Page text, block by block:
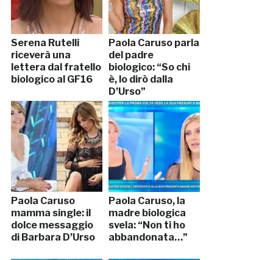
Serena Rutelli
riceverà una
lettera dal fratello
biologico al GF16
Paola Caruso parla
del padre
biologico: “So chi
è, lo dirò dalla
D’Urso”
Paola Caruso
mamma single: il
dolce messaggio
di Barbara D’Urso
Paola Caruso, la
madre biologica
svela: “Non ti ho
abbandonata…”